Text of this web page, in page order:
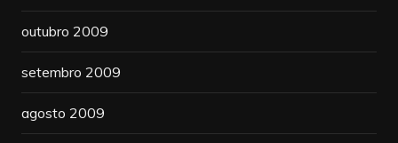
outubro 2009
setembro 2009
agosto 2009